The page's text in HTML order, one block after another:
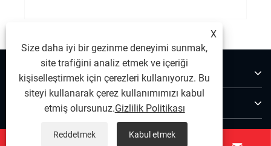
Hakkımızda
Ürünler
Bize Ulaşın
X
Size daha iyi bir gezinme deneyimi sunmak,
site trafiğini analiz etmek ve içeriği
kişiselleştirmek için çerezleri kullanıyoruz. Bu
siteyi kullanarak çerez kullanımımızı kabul
etmiş olursunuz.Gizlilik Politikası
Reddetmek Kabul etmek